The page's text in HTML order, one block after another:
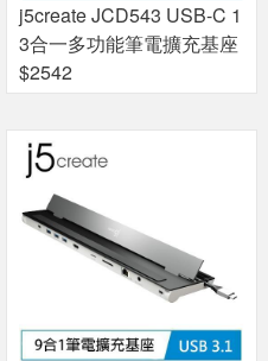
j5create JCD543 USB-C 1
3合一多功能筆電擴充基座
$2542